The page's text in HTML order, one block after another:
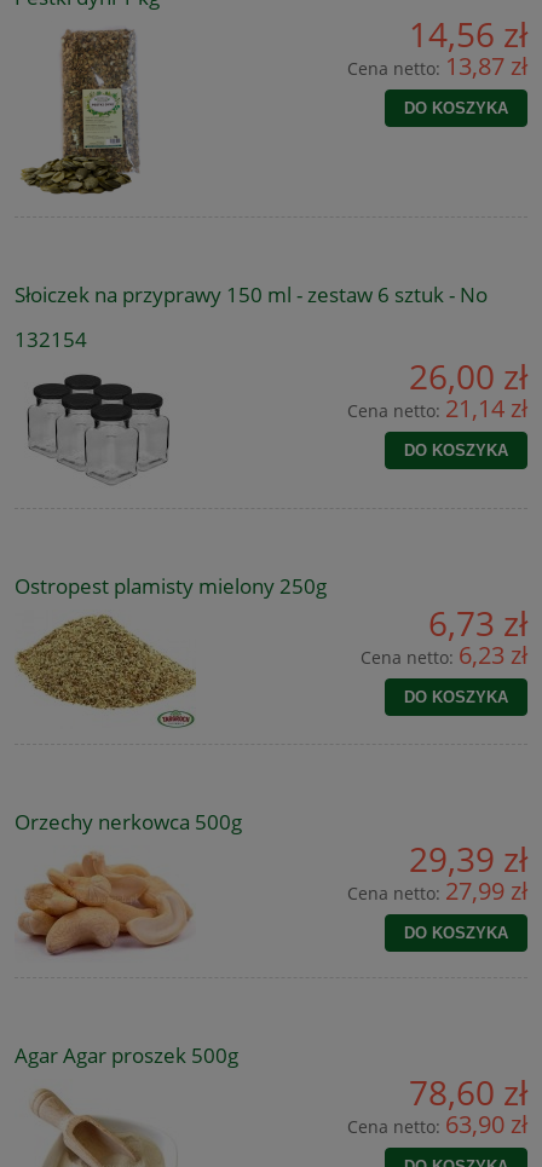
14,56 zł
Cena netto: 13,87 zł
DO KOSZYKA
Słoiczek na przyprawy 150 ml - zestaw 6 sztuk - No
132154
26,00 zł
Cena netto: 21,14 zł
DO KOSZYKA
Ostropest plamisty mielony 250g
6,73 zł
Cena netto: 6,23 zł
DO KOSZYKA
Orzechy nerkowca 500g
29,39 zł
Cena netto: 27,99 zł
DO KOSZYKA
Agar Agar proszek 500g
78,60 zł
Cena netto: 63,90 zł